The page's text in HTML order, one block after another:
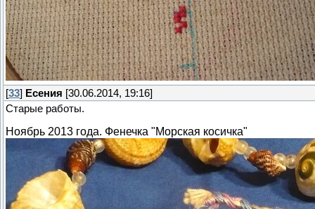
[33] Есения [30.06.2014, 19:16]
Старые работы.
Ноябрь 2013 года. Фенечка "Морская косичка"